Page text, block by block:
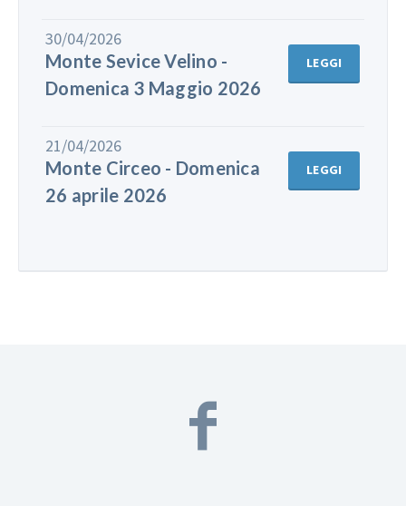
30/04/2026
Monte Sevice Velino -
Domenica 3 Maggio 2026
LEGGI
21/04/2026
Monte Circeo - Domenica
26 aprile 2026
LEGGI